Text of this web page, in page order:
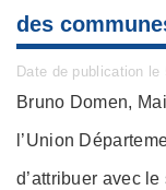
des
Date de publication le
Bruno Domen,
l’Union
d’attribuer avec